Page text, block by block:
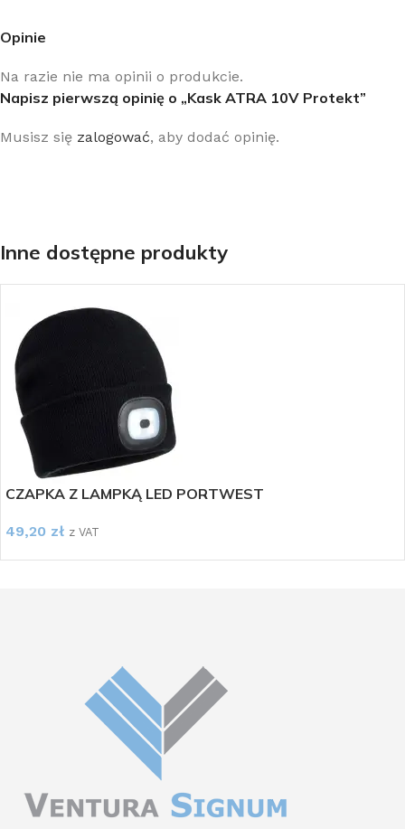
Opinie
Na razie nie ma opinii o produkcie.
Napisz pierwszą opinię o „Kask ATRA 10V Protekt”
Musisz się zalogować, aby dodać opinię.
Inne dostępne produkty
CZAPKA Z LAMPKĄ LED PORTWEST
49,20 zł z VAT